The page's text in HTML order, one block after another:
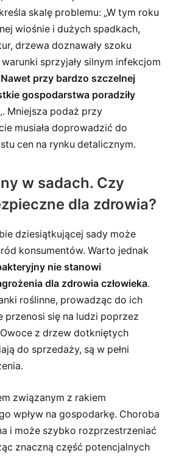
skalę problemu: „W tym roku
wiośnie i dużych spadkach,
drzewa doznawały szoku
sprzyjały silnym infekcjom
Nawet przy bardzo szczelnej
gospodarstwa poradziły
„. Mniejsza podaż przy
musiała doprowadzić do
cen na rynku detalicznym.
w sadach. Czy
dla zdrowia?
dziesiątkującej sady może
konsumentów. Warto jednak
nie stanowi
dla zdrowia człowieka.
roślinne, prowadząc do ich
przenosi się na ludzi poprzez
z drzew dotkniętych
do sprzedaży, są w pełni
związanym z rakiem
wpływ na gospodarkę. Choroba
i może szybko rozprzestrzeniać
znaczną część potencjalnych